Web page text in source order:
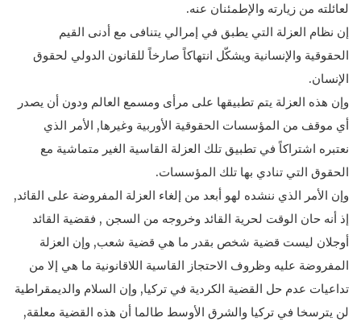
لعائلته من زيارته والإطمئنان عنه.
إن نظام العزلة التي يطبق في إمرالي يتنافى مع أدنى القيم
الحقوقية والإنسانية ويشكّل انتهاكاً صارخاً للقانون الدولي لحقوق
الإنسان.
وإن هذه العزلة يتم تطبيقها على مرأى ومسمع العالم ودون أن يصدر
أي موقف من المؤسسات الحقوقية الأوربية وغيرها, الأمر الذي
نعتبره اشتراكاً في تطبيق تلك العزلة القاسية الغير متماشية مع
الحقوق التي تنادي بها تلك المؤسسات.
وإن الأمر الذي ننشده لهو أبعد من إلغاء العزلة المفروضة على القائد,
إذ أنه حان الوقت لحرية القائد وخروجه من السجن , فقضية القائد
أوجلان ليست قضية شخص بقدر ما هي قضية شعب, وإن العزلة
المفروضة عليه وظروف الاحتجاز القاسية اللاقانونية ما هي إلا من
تداعيات عدم حل القضية الكردية في تركيا, وإن السلام والديمقراطية
لن يترسخا في تركيا والشرق الأوسط طالما أن هذه القضية معلقة,